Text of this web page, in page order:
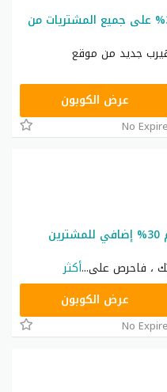
كود خصم أيهيرب خصم إضافي 30% على جميع المشتريات من
جديد من موقع
OBP3235عرض الكوبون
No
كود خصم أي هيرب اول طلب خصم 30% إضافي للمشترين
، فاحرص على...أكثر
OBP3235عرض الكوبون
No